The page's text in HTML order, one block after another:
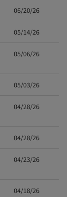
06/20/26
05/14/26
05/06/26
05/03/26
04/28/26
04/28/26
04/23/26
04/18/26